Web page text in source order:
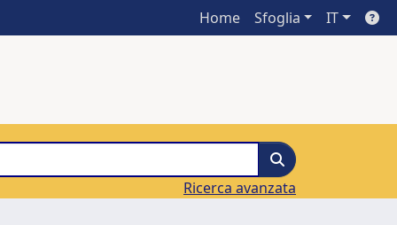
Home Sfoglia IT
Ricerca avanzata